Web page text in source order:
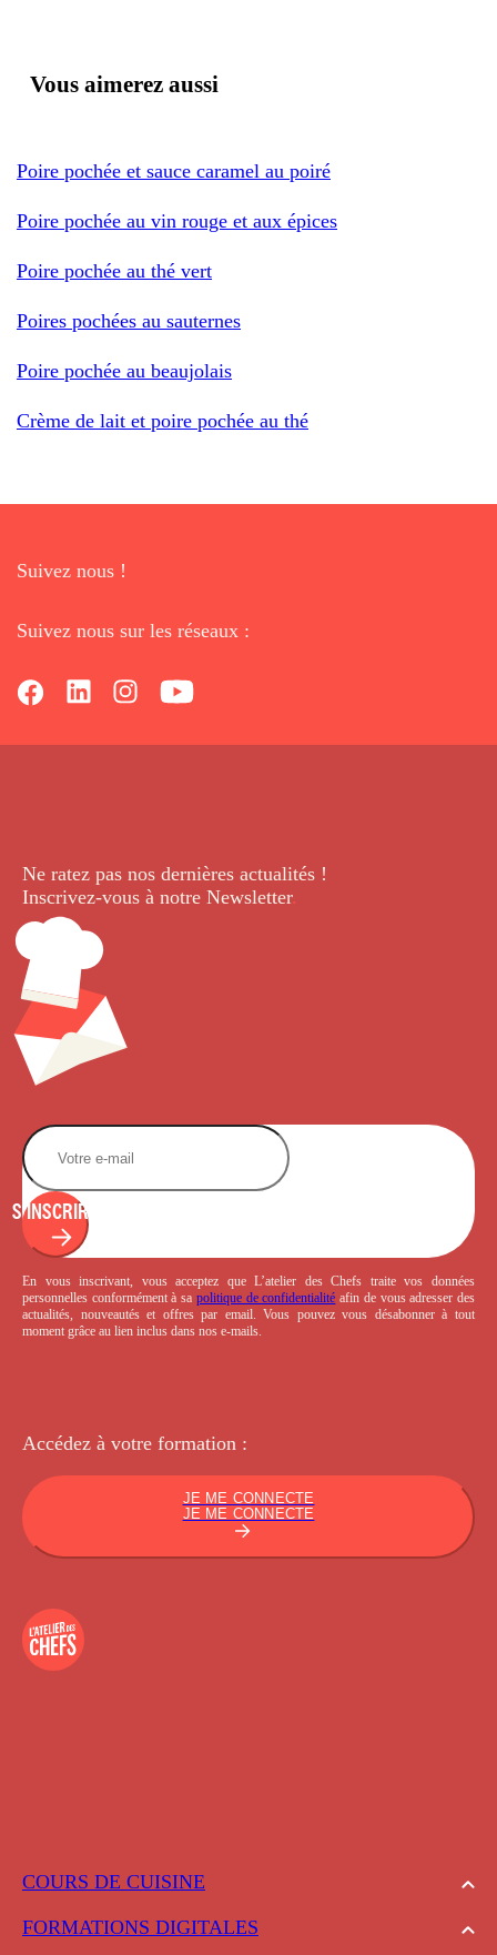
Vous aimerez aussi
Poire pochée et sauce caramel au poiré
Poire pochée au vin rouge et aux épices
Poire pochée au thé vert
Poires pochées au sauternes
Poire pochée au beaujolais
Crème de lait et poire pochée au thé
Suivez nous !
Suivez nous sur les réseaux :
COURS DE CUISINE
FORMATIONS DIGITALES
Ne ratez pas nos dernières actualités !
Inscrivez-vous à notre Newsletter.
S'INSCRIRE
En vous inscrivant, vous acceptez que L’atelier des Chefs traite vos données
personnelles conformément à sa politique de confidentialité afin de vous adresser des
actualités, nouveautés et offres par email. Vous pouvez vous désabonner à tout
moment grâce au lien inclus dans nos e-mails.
Accédez à votre formation :
JE ME CONNECTE
JE ME CONNECTE